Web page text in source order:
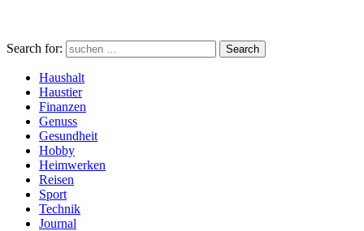
Search for: Search
Haushalt
Haustier
Finanzen
Genuss
Gesundheit
Hobby
Heimwerken
Reisen
Sport
Technik
Journal